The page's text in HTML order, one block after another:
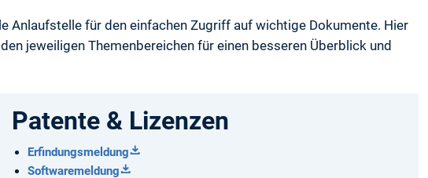
Anlaufstelle für den einfachen Zugriff auf wichtige Dokumente. Hier
jeweiligen Themenbereichen für einen besseren Überblick und
Patente & Lizenzen
Erfindungsmeldung
Softwaremeldung